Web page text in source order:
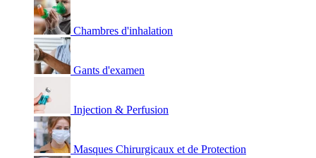
Chambres d'inhalation
Gants d'examen
Injection & Perfusion
Masques Chirurgicaux et de Protection